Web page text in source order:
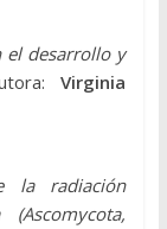
el desarrollo y
Virginia
la radiación